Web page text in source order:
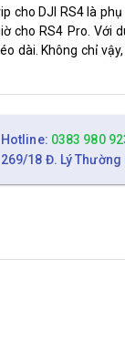
cho DJI RS4 là
cho RS4 Pro.
dài. Không chỉ
Hotline: 0383 980
269/18 Đ. Lý Thường